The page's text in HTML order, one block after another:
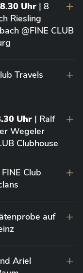
Uhr | 8
Riesling
@FINE CLUB
Travels
Uhr | Ralf
Wegeler
Clubhouse
FINE Club
auf
Ariel